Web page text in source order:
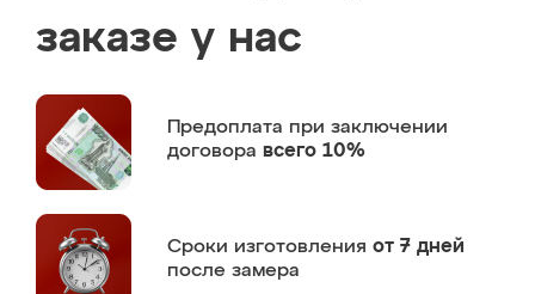
заказе у нас
Предоплата при заключении
договора всего 10%
Сроки изготовления от 7 дней
после замера